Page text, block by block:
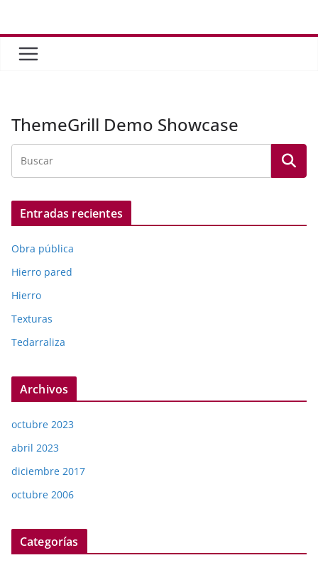
contenido
ThemeGrill Demo Showcase
Entradas recientes
Obra pública
Hierro pared
Hierro
Texturas
Tedarraliza
Archivos
octubre 2023
abril 2023
diciembre 2017
octubre 2006
Categorías